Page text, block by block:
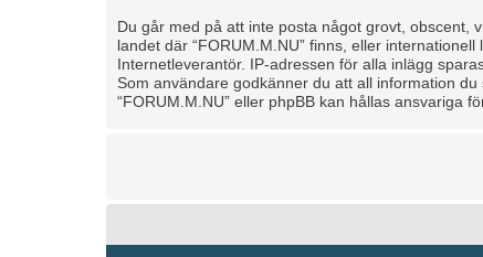
Du går med på att inte posta något grovt, obscent,
landet där “FORUM.M.NU” finns, eller
Internetleverantör. IP-adressen för alla inlägg
Som användare godkänner du att all information
“FORUM.M.NU” eller phpBB kan hållas ansvariga